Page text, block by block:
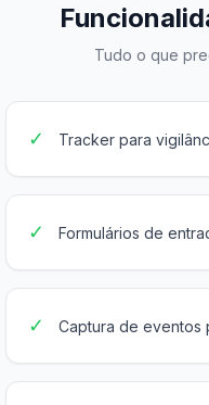
Tudo o que
✓ Tracker para
✓ Formulários de
✓ Captura de eventos